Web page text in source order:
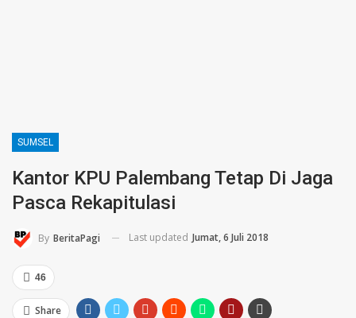
SUMSEL
Kantor KPU Palembang Tetap Di Jaga
Pasca Rekapitulasi
By BeritaPagi Last updated Jumat, 6 Juli 2018
46
Share